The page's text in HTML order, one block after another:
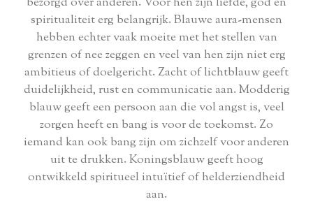
spiritualiteit erg belangrijk. Blauwe aura-mensen
hebben echter vaak moeite met het stellen van
grenzen of nee zeggen en veel van hen zijn niet erg
ambitieus of doelgericht. Zacht of lichtblauw geeft
duidelijkheid, rust en communicatie aan. Modderig
blauw geeft een persoon aan die vol angst is, veel
zorgen heeft en bang is voor de toekomst. Zo
iemand kan ook bang zijn om zichzelf voor anderen
uit te drukken. Koningsblauw geeft hoog
ontwikkeld spiritueel intuïtief of helderziendheid
aan.